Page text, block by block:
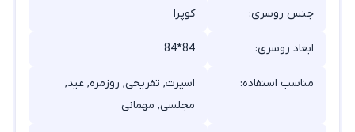
جنس روسری: کوپرا
ابعاد روسری: 84*84
مناسب استفاده:
اسپرت, تفریحی, روزمره, عید,
مجلسی, مهمانی